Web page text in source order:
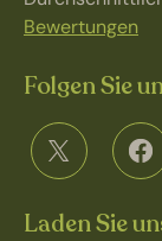
Bewertungen
Folgen Sie
Laden Sie